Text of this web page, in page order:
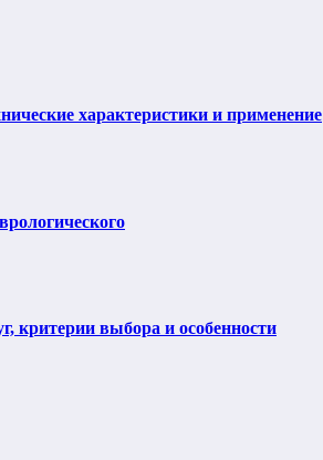
характеристики и применение
критерии выбора и особенности